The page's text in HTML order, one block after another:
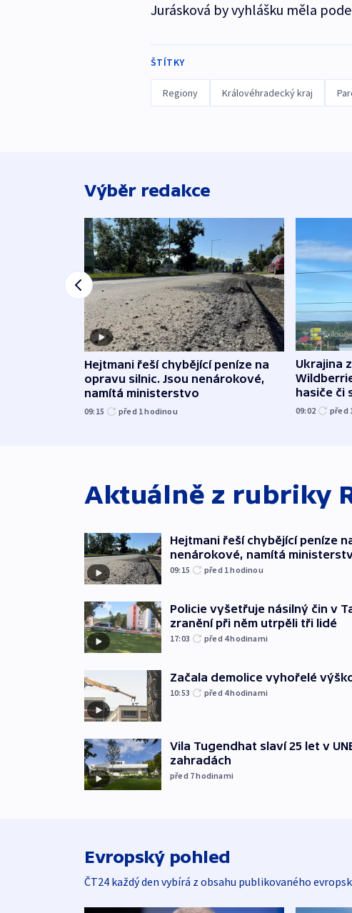
Jurásková by vyhlášku měla
ŠTÍTKY
Regiony Královéhradecký kraj
Výběr redakce
Hejtmani řeší chybějící peníze na
opravu silnic. Jsou nenárokové,
namítá ministerstvo
09:15 před 1hodinou
Ukrajina
hasiče či
09:02 před
Aktuálně z rubriky
Hejtmani řeší chybějící peníze
nenárokové, namítá
09:15 před 1hodinou
Policie vyšetřuje násilný čin v
zranění při něm utrpěli tři lidé
17:03 před 4hodinami
Začala demolice vyhořelé
10:53 před 4hodinami
Vila Tugendhat slaví 25 let v
zahradách
před 7hodinami
Evropský pohled
ČT24 každý den vybírá z obsahu publikovaného